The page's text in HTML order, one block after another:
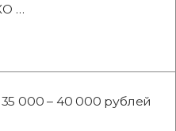
…
35 000 – 40 000 рублей